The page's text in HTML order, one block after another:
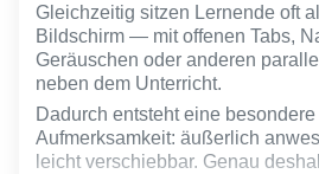
Gleichzeitig sitzen Lernende oft
Bildschirm — mit offenen Tabs,
Geräuschen oder anderen
neben dem Unterricht.
Dadurch entsteht eine
Aufmerksamkeit: äußerlich
leicht verschiebbar. Genau